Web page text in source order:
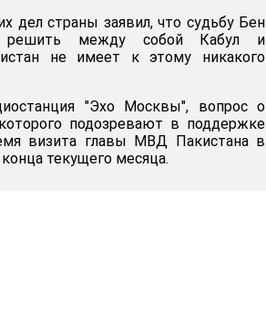
дел страны заявил, что судьбу Бен
решить между собой Кабул и
не имеет к этому никакого
"Эхо Москвы", вопрос о
подозревают в поддержке
визита главы МВД Пакистана в
текущего месяца.